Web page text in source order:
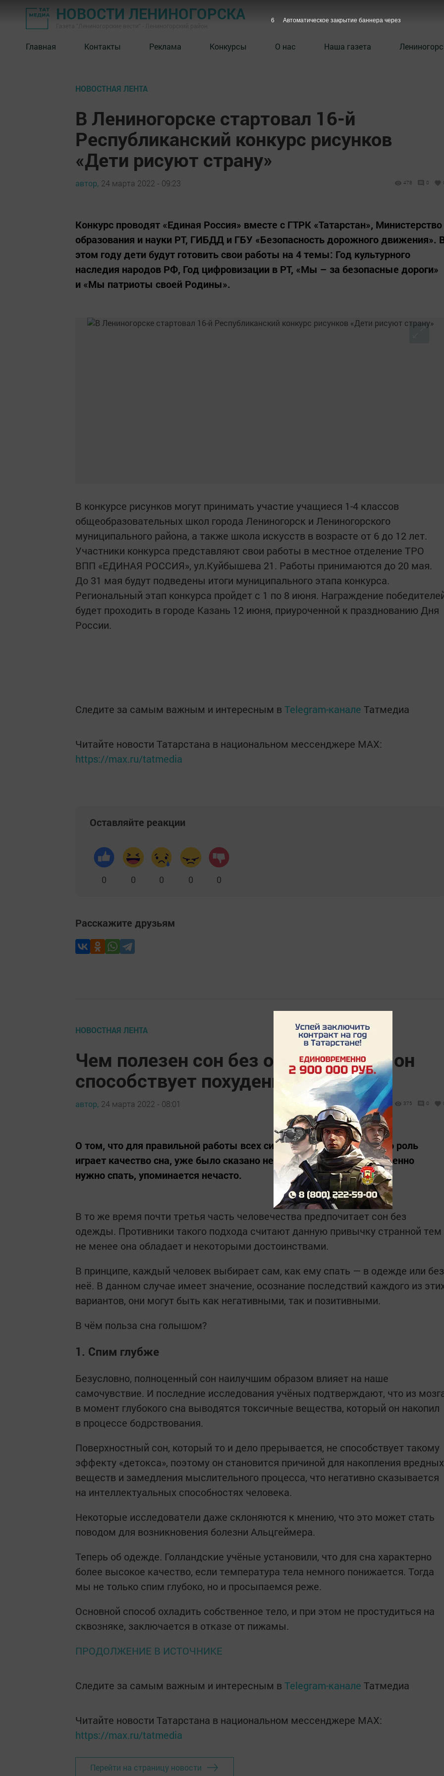
НОВОСТИ ЛЕНИНОГОРСКА
Главная Контакты Реклама Конкурсы О нас Наша газета
НОВОСТНАЯ ЛЕНТА
В Лениногорске стартовал 16-й
Республиканский конкурс рисунков
«Дети рисуют страну»
автор, 24 марта 2022 - 09:23 478 0
Конкурс проводят «Единая Россия» вместе с ГТРК «Татарстан», Министерство
образования и науки РТ, ГИБДД и ГБУ «Безопасность дорожного движения».
этом году дети будут готовить свои работы на 4 темы: Год культурного
наследия народов РФ, Год цифровизации в РТ, «Мы – за безопасные дороги»
и «Мы патриоты своей Родины».
В конкурсе рисунков могут принимать участие учащиеся 1-4 классов
общеобразовательных школ города Лениногорск и Лениногорского
муниципального района, а также школа искусств в возрасте от 6 до 12 лет.
Участники конкурса представляют свои работы в местное отделение ТРО
ВПП «ЕДИНАЯ РОССИЯ», ул.Куйбышева 21. Работы принимаются до 20 мая.
До 31 мая будут подведены итоги муниципального этапа конкурса.
Региональный этап конкурса пройдет с 1 по 8 июня. Награждение
будет проходить в городе Казань 12 июня, приуроченной к празднованию Дня
России.
Следите за самым важным и интересным в Telegram-канале Татмедиа
Читайте новости Татарстана в национальном мессенджере MАХ:
https://max.ru/tatmedia
Оставляйте реакции
0 0 0 0 0
Расскажите друзьям
НОВОСТНАЯ ЛЕНТА
Чем полезен сон без одежды и как он
способствует похудению
автор, 24 марта 2022 - 08:01 375 0
О том, что для правильной работы всех систем организма большую роль
играет качество сна, уже было сказано немало. А вот о том, как именно
нужно спать, упоминается нечасто.
В то же время почти третья часть человечества предпочитает сон без
одежды. Противники такого подхода считают данную привычку странной тем
не менее она обладает и некоторыми достоинствами.
В принципе, каждый человек выбирает сам, как ему спать — в одежде или без
неё. В данном случае имеет значение, осознание последствий каждого из
вариантов, они могут быть как негативными, так и позитивными.
В чём польза сна голышом?
1. Спим глубже
Безусловно, полноценный сон наилучшим образом влияет на наше
самочувствие. И последние исследования учёных подтверждают, что из
в момент глубокого сна выводятся токсичные вещества, который он накопил
в процессе бодрствования.
Поверхностный сон, который то и дело прерывается, не способствует такому
эффекту «детокса», поэтому он становится причиной для накопления вредных
веществ и замедления мыслительного процесса, что негативно сказывается
на интеллектуальных способностях человека.
Некоторые исследователи даже склоняются к мнению, что это может стать
поводом для возникновения болезни Альцгеймера.
Теперь об одежде. Голландские учёные установили, что для сна характерно
более высокое качество, если температура тела немного понижается. Тогда
мы не только спим глубоко, но и просыпаемся реже.
Основной способ охладить собственное тело, и при этом не простудиться на
сквозняке, заключается в отказе от пижамы.
ПРОДОЛЖЕНИЕ В ИСТОЧНИКЕ
Следите за самым важным и интересным в Telegram-канале Татмедиа
Читайте новости Татарстана в национальном мессенджере MАХ:
https://max.ru/tatmedia
Перейти на страницу новости
5 Автоматическое закрытие баннера через